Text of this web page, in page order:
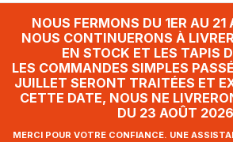
NOUS FERMONS DU 1ER AU
NOUS CONTINUERONS À
EN STOCK ET LES TAPIS
LES COMMANDES SIMPLES
JUILLET SERONT TRAITÉES ET
CETTE DATE, NOUS NE
DU 23 AOÛT
MERCI POUR VOTRE CONFIANCE. UNE